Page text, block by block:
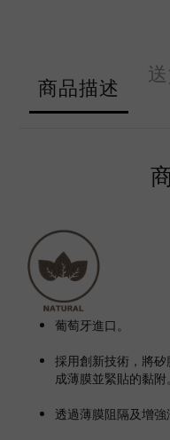
商品描述
葡萄牙進口。
採用創新技術，將
成薄膜並緊貼的黏附。
透過薄膜阻隔及增強